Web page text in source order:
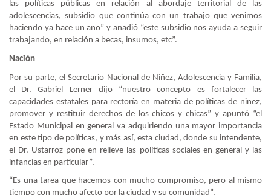
las políticas públicas en relación al abordaje territorial de las
adolescencias, subsidio que continúa con un trabajo que venimos
haciendo ya hace un año” y añadió “este subsidio nos ayuda a seguir
trabajando, en relación a becas, insumos, etc”.
Nación
Por su parte, el Secretario Nacional de Niñez, Adolescencia y Familia,
el Dr. Gabriel Lerner dijo “nuestro concepto es fortalecer las
capacidades estatales para rectoría en materia de políticas de niñez,
promover y restituir derechos de los chicos y chicas” y apuntó “el
Estado Municipal en general va adquiriendo una mayor importancia
en este tipo de políticas, y más así, esta ciudad, donde su intendente,
el Dr. Ustarroz pone en relieve las políticas sociales en general y las
infancias en particular”.
“Es una tarea que hacemos con mucho compromiso, pero al mismo
tiempo con mucho afecto por la ciudad y su comunidad”.